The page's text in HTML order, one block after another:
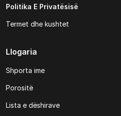
Politika E Privatësisë
Termet dhe kushtet
Llogaria
Shporta ime
Porositë
Lista e dëshirave